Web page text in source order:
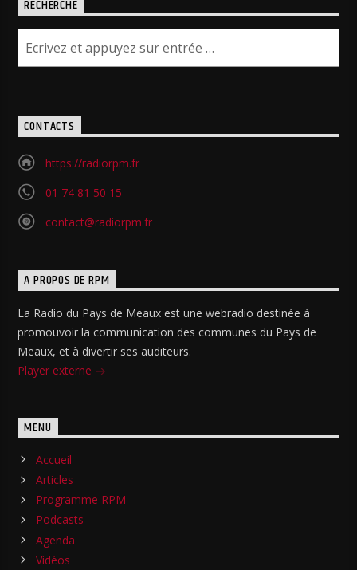
RECHERCHE
CONTACTS
https://radiorpm.fr
01 74 81 50 15
contact@radiorpm.fr
A PROPOS DE RPM
La Radio du Pays de Meaux est une webradio destinée à
promouvoir la communication des communes du Pays de
Meaux, et à divertir ses auditeurs.
Player externe
MENU
Accueil
Articles
Programme RPM
Podcasts
Agenda
Vidéos